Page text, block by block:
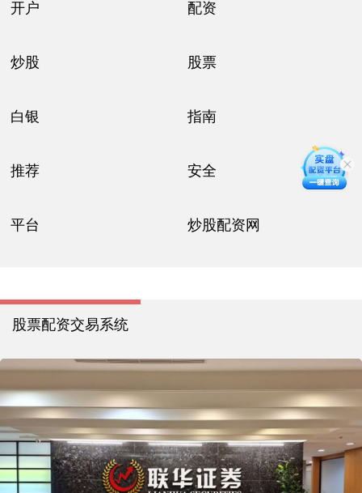
开户 配资
炒股 股票
白银 指南
推荐 安全
平台 炒股配资网
股票配资交易系统